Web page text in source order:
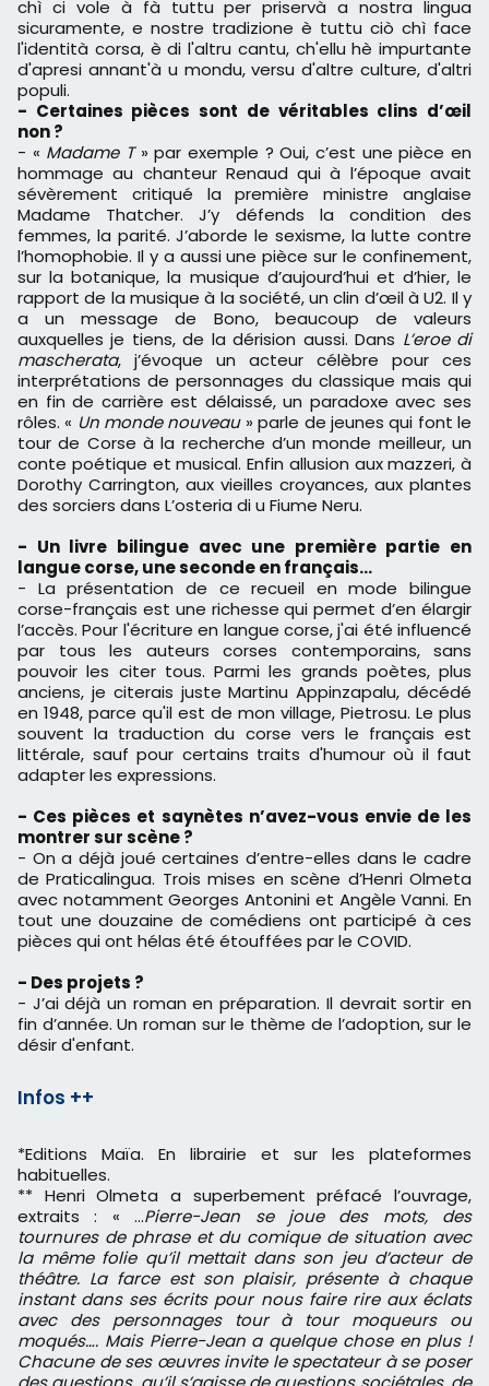
chì ci vole à fà tuttu per priservà a nostra lingua
sicuramente, e nostre tradizione è tuttu ciò chì face
l'identità corsa, è di l'altru cantu, ch'ellu hè impurtante
d'apresi annant'à u mondu, versu d'altre culture, d'altri
populi.
- Certaines pièces sont de véritables clins d’œil
non ?
- « Madame T» par exemple ? Oui, c’est une pièce en
hommage au chanteur Renaud qui à l’époque avait
sévèrement critiqué la première ministre anglaise
Madame Thatcher. J’y défends la condition des
femmes, la parité. J’aborde le sexisme, la lutte contre
l’homophobie. Il y a aussi une pièce sur le confinement,
sur la botanique, la musique d’aujourd’hui et d’hier, le
rapport de la musique à la société, un clin d’œil à U2. Il y
a un message de Bono, beaucoup de valeurs
auxquelles je tiens, de la dérision aussi. Dans L’eroe di
mascherata, j’évoque un acteur célèbre pour ces
interprétations de personnages du classique mais qui
en fin de carrière est délaissé, un paradoxe avec ses
rôles. « Un monde nouveau» parle de jeunes qui font le
tour de Corse à la recherche d’un monde meilleur, un
conte poétique et musical. Enfin allusion aux mazzeri, à
Dorothy Carrington, aux vieilles croyances, aux plantes
des sorciers dans L’osteria di u Fiume Neru.
- Un livre bilingue avec une première partie en
langue corse, une seconde en français…
- La présentation de ce recueil en mode bilingue
corse-français est une richesse qui permet d’en élargir
l’accès. Pour l'écriture en langue corse, j'ai été influencé
par tous les auteurs corses contemporains, sans
pouvoir les citer tous. Parmi les grands poètes, plus
anciens, je citerais juste Martinu Appinzapalu, décédé
en 1948, parce qu'il est de mon village, Pietrosu. Le plus
souvent la traduction du corse vers le français est
littérale, sauf pour certains traits d'humour où il faut
adapter les expressions.
- Ces pièces et saynètes n’avez-vous envie de les
montrer sur scène ?
- On a déjà joué certaines d’entre-elles dans le cadre
de Praticalingua. Trois mises en scène d’Henri Olmeta
avec notamment Georges Antonini et Angèle Vanni. En
tout une douzaine de comédiens ont participé à ces
pièces qui ont hélas été étouffées par le COVID.
- Des projets ?
- J’ai déjà un roman en préparation. Il devrait sortir en
fin d’année. Un roman sur le thème de l’adoption, sur le
désir d'enfant.
Infos ++
*Editions Maïa. En librairie et sur les plateformes
habituelles.
** Henri Olmeta a superbement préfacé l’ouvrage,
extraits : « …Pierre-Jean se joue des mots, des
tournures de phrase et du comique de situation avec
la même folie qu’il mettait dans son jeu d’acteur de
théâtre. La farce est son plaisir, présente à chaque
instant dans ses écrits pour nous faire rire aux éclats
avec des personnages tour à tour moqueurs ou
moqués…. Mais Pierre-Jean a quelque chose en plus !
Chacune de ses œuvres invite le spectateur à se poser